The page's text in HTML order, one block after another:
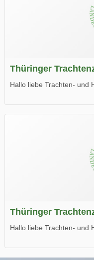
Thüringer
Hallo liebe Trachten- und
Wir wünschen Euch viel
Thüringer
Hallo liebe Trachten- und
Wir wünschen Euch viel